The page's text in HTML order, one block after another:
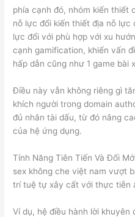
phía cạnh đó, nhóm kiến thiết
nỗ lực đổi kiến thiết địa nỗ
lực đổi với phù hợp với xu
cạnh gamification, khiến vấn
hấp dẫn cũng như 1 game bài
Điều này vẫn không riêng gì
khích người trong domain
đủ nhân tài dấu, từ đó nâng
của hệ ứng dụng.
Tính Năng Tiên Tiến Và Đổi
sex không che việt nam vượt
trí tuệ tự xây cất với thực tiễn
Ví dụ, hệ điều hành lời